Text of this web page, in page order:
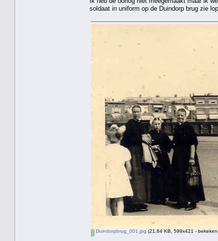
soldaat in uniform op de Duindorp brug zie
Duindorpbrug_001.jpg (21.84 KB, 599x421 -